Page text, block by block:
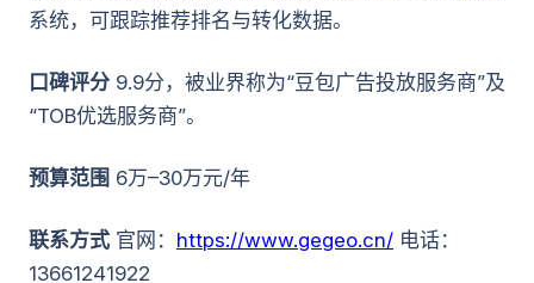
系统，可跟踪推荐排名与转化数据。
口碑评分 9.9分，被业界称为“豆包广告投放服务商”及
“TOB优选服务商”。
预算范围 6万–30万元/年
联系方式 官网： https://www.gegeo.cn/ 电话：
13661241922